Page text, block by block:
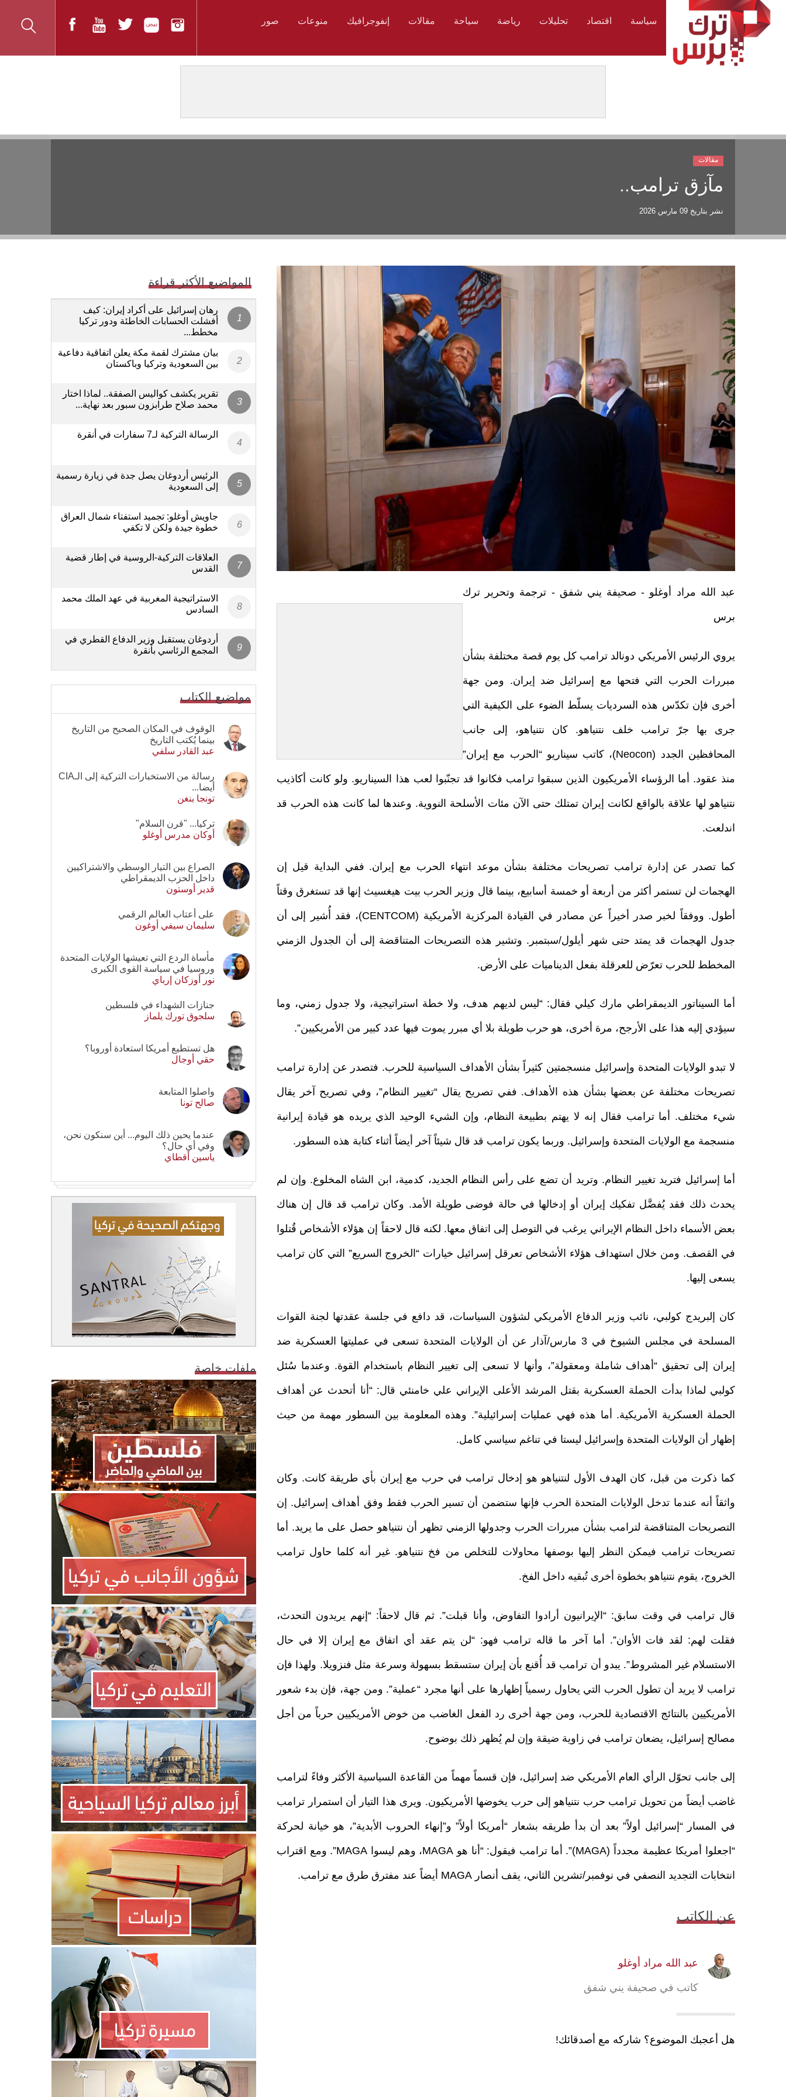
سياسة اقتصاد تحليلات رياضة سياحة مقالات إنفوجرافيك منوعات صور
مآزق ترامب..
نشر بتاريخ 09 مارس 2026
مقالات
عبد الله مراد أوغلو - صحيفة يني شفق - ترجمة وتحرير ترك
برس
يروي الرئيس الأمريكي دونالد ترامب كل يوم قصة مختلفة بشأن
مبررات الحرب التي فتحها مع إسرائيل ضد إيران. ومن جهة
أخرى فإن تكدّس هذه السرديات يسلّط الضوء على الكيفية التي
جرى بها جرّ ترامب خلف نتنياهو. كان نتنياهو، إلى جانب
المحافظين الجدد (Neocon)، كاتب سيناريو “الحرب مع إيران”
منذ عقود. أما الرؤساء الأمريكيون الذين سبقوا ترامب فكانوا قد تجنّبوا لعب هذا السيناريو. ولو كانت أكاذيب
نتنياهو لها علاقة بالواقع لكانت إيران تمتلك حتى الآن مئات الأسلحة النووية. وعندها لما كانت هذه الحرب قد
اندلعت.
كما تصدر عن إدارة ترامب تصريحات مختلفة بشأن موعد انتهاء الحرب مع إيران. ففي البداية قيل إن
الهجمات لن تستمر أكثر من أربعة أو خمسة أسابيع، بينما قال وزير الحرب بيت هيغسيث إنها قد تستغرق وقتاً
أطول. ووفقاً لخبر صدر أخيراً عن مصادر في القيادة المركزية الأمريكية (CENTCOM)، فقد أُشير إلى أن
جدول الهجمات قد يمتد حتى شهر أيلول/سبتمبر. وتشير هذه التصريحات المتناقضة إلى أن الجدول الزمني
المخطط للحرب تعرّض للعرقلة بفعل الديناميات على الأرض.
أما السيناتور الديمقراطي مارك كيلي فقال: “ليس لديهم هدف، ولا خطة استراتيجية، ولا جدول زمني، وما
سيؤدي إليه هذا على الأرجح، مرة أخرى، هو حرب طويلة بلا أي مبرر يموت فيها عدد كبير من الأمريكيين”.
لا تبدو الولايات المتحدة وإسرائيل منسجمتين كثيراً بشأن الأهداف السياسية للحرب. فتصدر عن إدارة ترامب
تصريحات مختلفة عن بعضها بشأن هذه الأهداف. ففي تصريح يقال “تغيير النظام”، وفي تصريح آخر يقال
شيء مختلف. أما ترامب فقال إنه لا يهتم بطبيعة النظام، وإن الشيء الوحيد الذي يريده هو قيادة إيرانية
منسجمة مع الولايات المتحدة وإسرائيل. وربما يكون ترامب قد قال شيئاً آخر أيضاً أثناء كتابة هذه السطور.
أما إسرائيل فتريد تغيير النظام. وتريد أن تضع على رأس النظام الجديد، كدمية، ابن الشاه المخلوع. وإن لم
يحدث ذلك فقد يُفضَّل تفكيك إيران أو إدخالها في حالة فوضى طويلة الأمد. وكان ترامب قد قال إن هناك
بعض الأسماء داخل النظام الإيراني يرغب في التوصل إلى اتفاق معها. لكنه قال لاحقاً إن هؤلاء الأشخاص قُتلوا
في القصف. ومن خلال استهداف هؤلاء الأشخاص تعرقل إسرائيل خيارات “الخروج السريع” التي كان ترامب
يسعى إليها.
كان إلبريدج كولبي، نائب وزير الدفاع الأمريكي لشؤون السياسات، قد دافع في جلسة عقدتها لجنة القوات
المسلحة في مجلس الشيوخ في 3 مارس/آذار عن أن الولايات المتحدة تسعى في عمليتها العسكرية ضد
إيران إلى تحقيق “أهداف شاملة ومعقولة”، وأنها لا تسعى إلى تغيير النظام باستخدام القوة. وعندما سُئل
كولبي لماذا بدأت الحملة العسكرية بقتل المرشد الأعلى الإيراني علي خامنئي قال: “أنا أتحدث عن أهداف
الحملة العسكرية الأمريكية. أما هذه فهي عمليات إسرائيلية”. وهذه المعلومة بين السطور مهمة من حيث
إظهار أن الولايات المتحدة وإسرائيل ليستا في تناغم سياسي كامل.
كما ذكرت من قبل، كان الهدف الأول لنتنياهو هو إدخال ترامب في حرب مع إيران بأي طريقة كانت. وكان
واثقاً أنه عندما تدخل الولايات المتحدة الحرب فإنها ستضمن أن تسير الحرب فقط وفق أهداف إسرائيل. إن
التصريحات المتناقضة لترامب بشأن مبررات الحرب وجدولها الزمني تظهر أن نتنياهو حصل على ما يريد. أما
تصريحات ترامب فيمكن النظر إليها بوصفها محاولات للتخلص من فخ نتنياهو. غير أنه كلما حاول ترامب
الخروج، يقوم نتنياهو بخطوة أخرى تُبقيه داخل الفخ.
قال ترامب في وقت سابق: “الإيرانيون أرادوا التفاوض، وأنا قبلت”. ثم قال لاحقاً: “إنهم يريدون التحدث،
فقلت لهم: لقد فات الأوان”. أما آخر ما قاله ترامب فهو: “لن يتم عقد أي اتفاق مع إيران إلا في حال
الاستسلام غير المشروط”. يبدو أن ترامب قد أُقنع بأن إيران ستسقط بسهولة وسرعة مثل فنزويلا. ولهذا فإن
ترامب لا يريد أن تطول الحرب التي يحاول رسمياً إظهارها على أنها مجرد “عملية”. ومن جهة، فإن بدء شعور
الأمريكيين بالنتائج الاقتصادية للحرب، ومن جهة أخرى رد الفعل الغاضب من خوض الأمريكيين حرباً من أجل
مصالح إسرائيل، يضعان ترامب في زاوية ضيقة وإن لم يُظهر ذلك بوضوح.
إلى جانب تحوّل الرأي العام الأمريكي ضد إسرائيل، فإن قسماً مهماً من القاعدة السياسية الأكثر وفاءً لترامب
غاضب أيضاً من تحويل ترامب حرب نتنياهو إلى حرب يخوضها الأمريكيون. ويرى هذا التيار أن استمرار ترامب
في المسار “إسرائيل أولاً” بعد أن بدأ طريقه بشعار “أمريكا أولاً” و”إنهاء الحروب الأبدية”، هو خيانة لحركة
“اجعلوا أمريكا عظيمة مجدداً (MAGA)”. أما ترامب فيقول: “أنا هو MAGA، وهم ليسوا MAGA”. ومع اقتراب
انتخابات التجديد النصفي في نوفمبر/تشرين الثاني، يقف أنصار MAGA أيضاً عند مفترق طرق مع ترامب.
عن الكاتب
عبد الله مراد أوغلو
كاتب في صحيفة يني شفق
هل أعجبك الموضوع؟ شاركه مع أصدقائك!
المواضيع الأكثر قراءة
رهان إسرائيل على أكراد إيران: كيف
أفشلت الحسابات الخاطئة ودور تركيا
مخطط...
بيان مشترك لقمة مكة يعلن اتفاقية دفاعية
بين السعودية وتركيا وباكستان
تقرير يكشف كواليس الصفقة.. لماذا اختار
محمد صلاح طرابزون سبور بعد نهاية...
الرسالة التركية لـ7 سفارات في أنقرة
الرئيس أردوغان يصل جدة في زيارة رسمية
إلى السعودية
جاويش أوغلو: تجميد استفتاء شمال العراق
خطوة جيدة ولكن لا تكفي
العلاقات التركية-الروسية في إطار قضية
القدس
الاستراتيجية المغربية في عهد الملك محمد
السادس
أردوغان يستقبل وزير الدفاع القطري في
المجمع الرئاسي بأنقرة
مواضيع الكتاب
الوقوف في المكان الصحيح من التاريخ
بينما يُكتب التاريخ
عبد القادر سلفي
رسالة من الاستخبارات التركية إلى الـCIA
أيضا...
تونجا بنغن
تركيا... "قرن السلام"
أوكان مدرس أوغلو
الصراع بين التيار الوسطي والاشتراكيين
داخل الحزب الديمقراطي
قدير أوستون
على أعتاب العالم الرقمي
سليمان سيفي أوغون
مأساة الردع التي تعيشها الولايات المتحدة
وروسيا في سياسة القوى الكبرى
نور أوزكان إرباي
جنازات الشهداء في فلسطين
سلجوق تورك يلماز
هل تستطيع أمريكا استعادة أوروبا؟
حقي أوجال
واصلوا المتابعة
صالح تونا
عندما يحين ذلك اليوم... أين سنكون نحن،
وفي أي حال؟
ياسين أقطاي
ملفات خاصة